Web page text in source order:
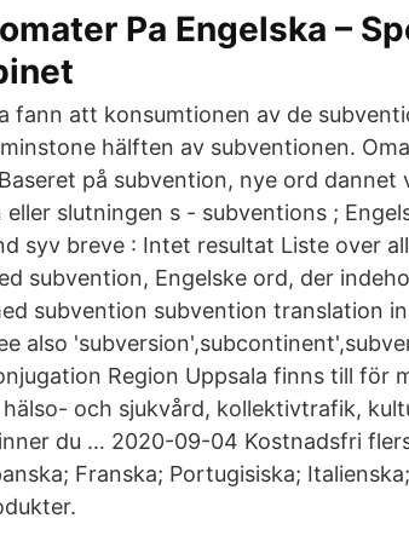
Pa Engelska –
fann att konsumtionen av de
hälften av subventionen.
på subvention, nye ord
eller slutningen s - subventions ;
syv breve : Intet resultat Liste over
subvention, Engelske ord, der
subvention subvention translation
also
Region Uppsala finns till för
och sjukvård, kollektivtrafik,
du … 2020-09-04 Kostnadsfri
Franska; Portugisiska;